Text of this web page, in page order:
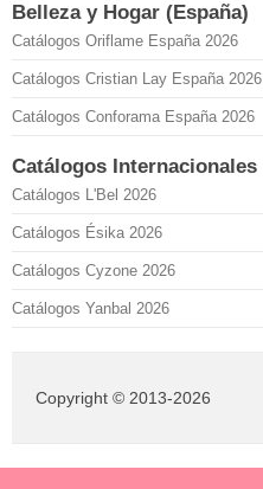
Belleza y Hogar (España)
Catálogos Oriflame España 2026
Catálogos Cristian Lay España 2026
Catálogos Conforama España 2026
Catálogos Internacionales
Catálogos L'Bel 2026
Catálogos Ésika 2026
Catálogos Cyzone 2026
Catálogos Yanbal 2026
Copyright © 2013-2026